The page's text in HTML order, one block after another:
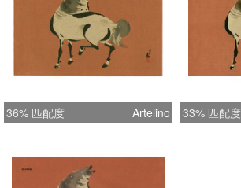
36% 匹配度 Artelino 33% 匹配度